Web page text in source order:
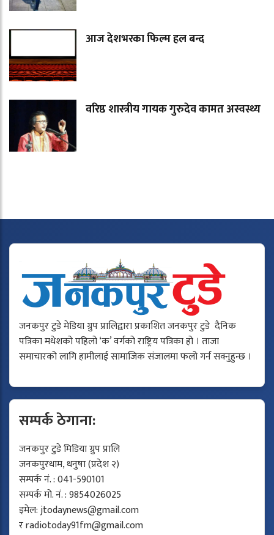
आज देशभरका फिल्म हल बन्द
वरिष्ठ शास्त्रीय गायक गुरुदेव कामत अस्वस्थ्य
जनकपुर टुडे मेडिया ग्रुप प्रालिद्वारा प्रकाशित जनकपुर टुडे दैनिक
पत्रिका मधेशको पहिलो ‘क’ वर्गको राष्ट्रिय पत्रिका हो । ताजा
समाचारको लागि हामीलाई सामाजिक संजालमा फलो गर्न सक्नुहुन्छ ।
सम्पर्क ठेगाना:
जनकपुर टुडे मिडिया ग्रुप प्रालि
जनकपुरधाम, धनुषा (प्रदेश २)
सम्पर्क नं. : 041-590101
सम्पर्क मो. नं. : 9854026025
इमेल:jtodaynews@gmail.com
रradiotoday91fm@gmail.com